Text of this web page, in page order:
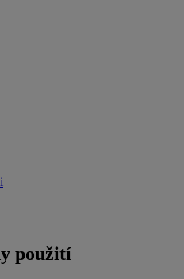
použití